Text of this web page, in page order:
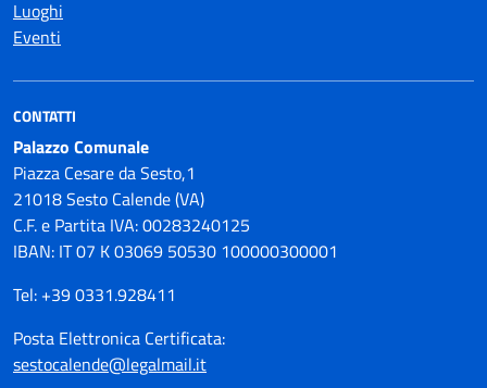
Luoghi
Eventi
CONTATTI
Palazzo Comunale
Piazza Cesare da Sesto,1
21018 Sesto Calende (VA)
C.F. e Partita IVA: 00283240125
IBAN: IT 07 K 03069 50530 100000300001
Tel: +39 0331.928411
Posta Elettronica Certificata:
sestocalende@legalmail.it